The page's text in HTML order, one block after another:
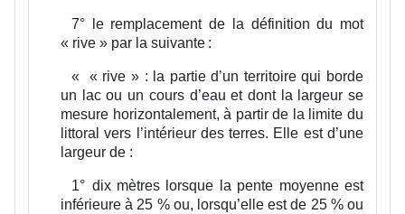
7°
le remplacement de la définition du mot
« rive » par la suivante :
« « rive » : la partie d’un territoire qui borde
un lac ou un cours d’eau et dont la largeur se
mesure horizontalement, à partir de la limite du
littoral vers l’intérieur des terres. Elle est d’une
largeur de :
1° dix mètres lorsque la pente moyenne est
inférieure à 25 % ou, lorsqu’elle est de 25 % ou